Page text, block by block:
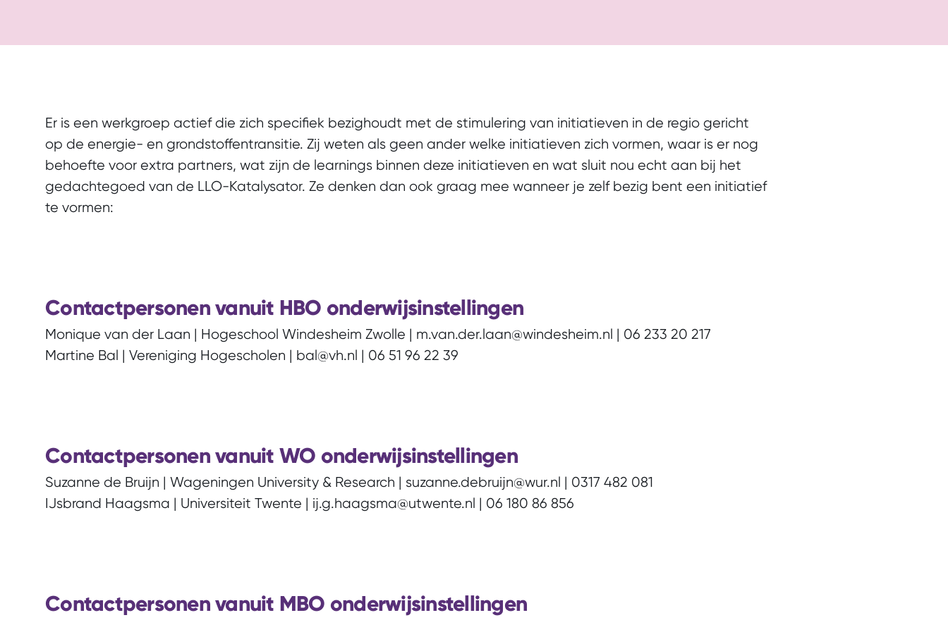
Er is een werkgroep actief die zich specifiek bezighoudt met de stimulering van initiatieven in de regio gericht
op de energie- en grondstoffentransitie. Zij weten als geen ander welke initiatieven zich vormen, waar is er nog
behoefte voor extra partners, wat zijn de learnings binnen deze initiatieven en wat sluit nou echt aan bij het
gedachtegoed van de LLO-Katalysator. Ze denken dan ook graag mee wanneer je zelf bezig bent een initiatief
te vormen:
Contactpersonen vanuit HBO onderwijsinstellingen
Monique van der Laan | Hogeschool Windesheim Zwolle | m.van.der.laan@windesheim.nl | 06 233 20 217
Martine Bal | Vereniging Hogescholen | bal@vh.nl | 06 51 96 22 39
Contactpersonen vanuit WO onderwijsinstellingen
Suzanne de Bruijn | Wageningen University & Research | suzanne.debruijn@wur.nl | 0317 482 081
IJsbrand Haagsma | Universiteit Twente | ij.g.haagsma@utwente.nl | 06 180 86 856
Contactpersonen vanuit MBO onderwijsinstellingen